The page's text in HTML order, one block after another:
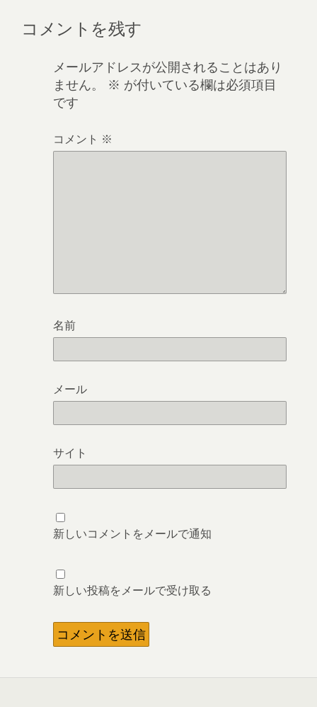
コメントを残す
メールアドレスが公開されることはあり
ません。
※ が付いている欄は必須項目
です
コメント ※
名前
メール
サイト
新しいコメントをメールで通知
新しい投稿をメールで受け取る